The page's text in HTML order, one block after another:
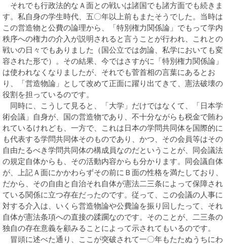
それでも行政法的なＡ面との戦いは諸国でも諸方面でも続きま
す。私自身の学生時代、五〇年以上前もまたそうでした。当時は
この営造物と公費の論理から、「特別権力関係論」でもって学内
秩序への権力の介入が説明されると言うことが行われ、これとの
戦いの日々でもありました（国公立では勿論、私学においても変
容された形で）。その結果、今ではさすがに「特別権力関係論」
は使われなくなりましたが、それでも菅首相の言葉にあるとお
り、「営造物論」として改めて正面に躍り出てきて、憲法破壊の
役割を担っているのです。
同時に、こうして見ると、「大学」だけではなくて、「日本学
術会議」自身が、国の営造物であり、不十分ながらも税金で賄わ
れているけれども、一方で、これは日本の学問共同体を国際的に
も代表する学問共同体そのものであり、かつ、その会員等はその
自由たるべき学問共同体の構成員なのだということが、同会議法
の規定自体からも、その活動内容からも分かります。同会議自体
が、上記Ａ面にかかわらずその前にＢ面の性格を満たしており、
だから、その自由と自治それ自体が憲法二三条によって保障され
ている関係に立つ存在だったのです。従って、この会議の人事に
対する介入は、いくら営造物論や公費論を振り回したって、それ
自体が憲法条項への直接の蹂躙なのです。そのことが、二三条の
独自の存在意義を顧みることによって示されてもいるのです。
冒頭に述べた通り、ここが突破されて一〇年もたたぬうちにわ